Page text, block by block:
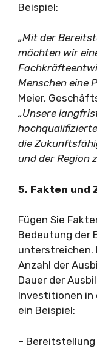
Beispiel:
„Mit der
möchten wir
Menschen eine
Meier,
„Unsere
die
und der Region
5. Fakten und
Fügen Sie
Bedeutung der
unterstreichen.
Anzahl der
Dauer der
Investitionen in
ein Beispiel:
–